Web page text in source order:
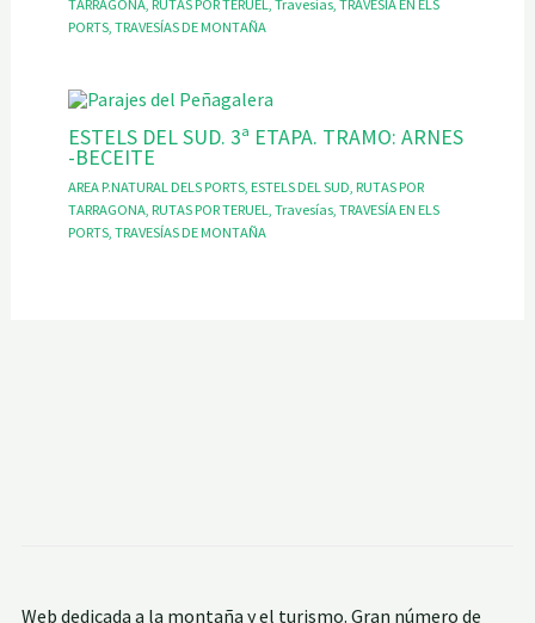
TARRAGONA, RUTAS POR TERUEL Travesías, TRAVESÍA EN ELS
PORTS, TRAVESÍAS DE MONTAÑA
ESTELS DEL SUD. 3ª ETAPA. TRAMO: ARNES
-BECEITE
AREA P.NATURAL DELS PORTS, ESTELS DEL SUD, RUTAS POR
TARRAGONA, RUTAS POR TERUEL, Travesías, TRAVESÍA EN ELS
PORTS, TRAVESÍAS DE MONTAÑA
Web dedicada a la montaña y el turismo. Gran número de